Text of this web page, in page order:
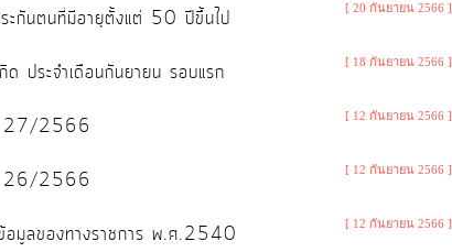
ะกันตนที่มีอายุตั้งแต่ 50 ปีขึ้นไป [ 20 กันยายน 2566 ]
ด ประจำเดือนกันยายน รอบแรก [ 18 กันยายน 2566 ]
ที่ 27/2566 [ 12 กันยายน 2566 ]
ที่ 26/2566 [ 12 กันยายน 2566 ]
อมูลของทางราชการ พ.ศ.2540 [ 12 กันยายน 2566 ]